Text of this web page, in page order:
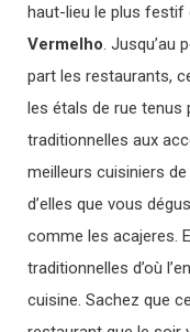
haut-lieu le plus festif
Vermelho .
part les restaurants,
les étals de rue tenus
traditionnelles aux
meilleurs cuisiniers de
d’elles que vous
comme les acajeres.
traditionnelles d’où
cuisine. Sachez que